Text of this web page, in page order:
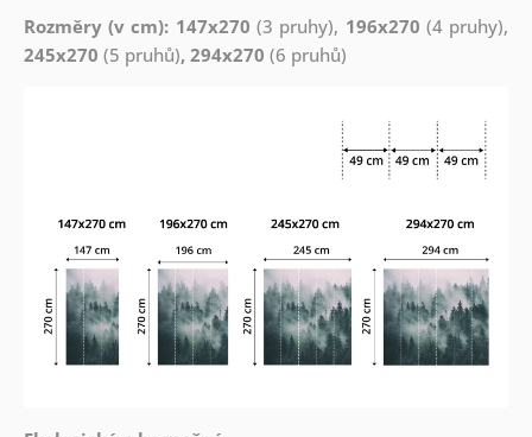
Rozměry (v cm): 147x270 (3 pruhy), 196x270 (4 pruhy),
245x270 (5 pruhů), 294x270 (6 pruhů)